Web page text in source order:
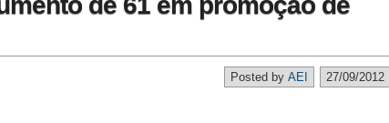
27/09/2012
Posted by AEI